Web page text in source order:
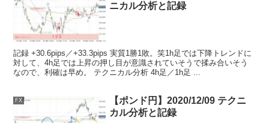
ニカル分析と記録
記録 +30.6pips／+33.3pips 実質1勝1敗。笑1h足では下降トレンドに
対して、4h足では上昇の押し目が意識されていそうで揉み合いそう
なので、利確は早め。 テクニカル分析 4h足／1h足 ...
FX
【ポンド円】2020/12/09 テクニ
カル分析と記録